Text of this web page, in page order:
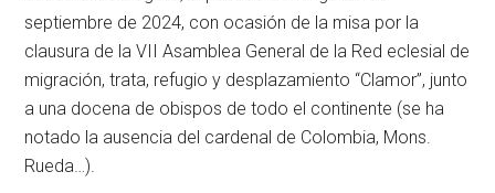
septiembre de 2024, con ocasión de la misa por la
clausura de la VII Asamblea General de la Red eclesial de
migración, trata, refugio y desplazamiento “Clamor”, junto
a una docena de obispos de todo el continente (se ha
notado la ausencia del cardenal de Colombia, Mons.
Rueda…).